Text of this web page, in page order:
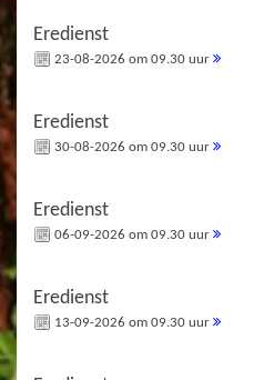
Eredienst
23-08-2026 om 09.30 uur
Eredienst
30-08-2026 om 09.30 uur
Eredienst
06-09-2026 om 09.30 uur
Eredienst
13-09-2026 om 09.30 uur